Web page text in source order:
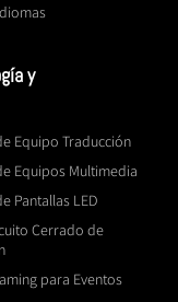
y
Equipo Traducción
Equipos Multimedia
Pantallas LED
Cerrado de
para Eventos